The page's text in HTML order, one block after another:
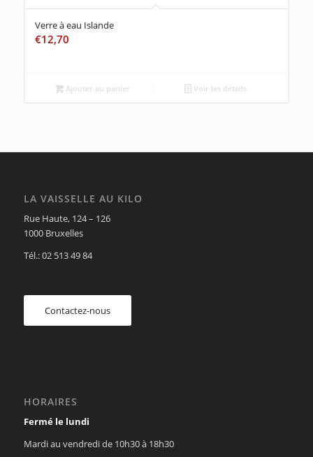
Verre à eau Islande
€12,70
Ajouter au panier Voir les détails
LA VAISSELLE AU KILO
Rue Haute, 124 – 126
1000 Bruxelles
Tél.: 02 513 49 84
Contactez-nous
HORAIRES
Fermé le lundi
Mardi au vendredi de 10h30 à 18h30